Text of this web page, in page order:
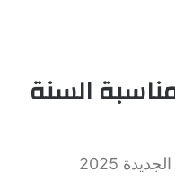
السنة
2025